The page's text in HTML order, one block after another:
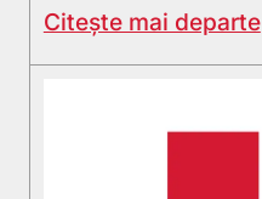
Citește mai departe